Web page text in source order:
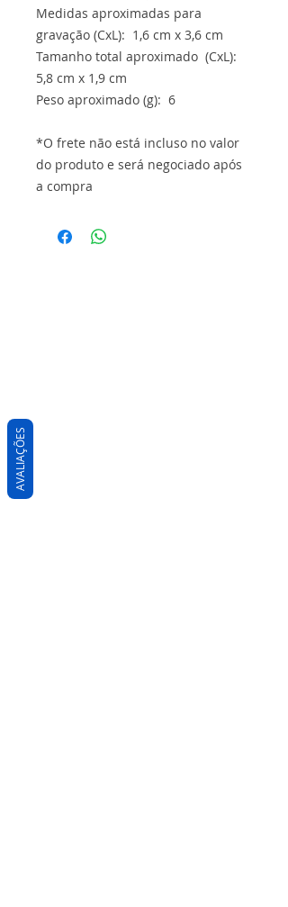
Medidas aproximadas para
gravação (CxL): 1,6 cm x 3,6 cm
Tamanho total aproximado (CxL):
5,8 cm x 1,9 cm
Peso aproximado (g): 6
*O frete não está incluso no valor
do produto e será negociado após
a compra
AVALIAÇÕES